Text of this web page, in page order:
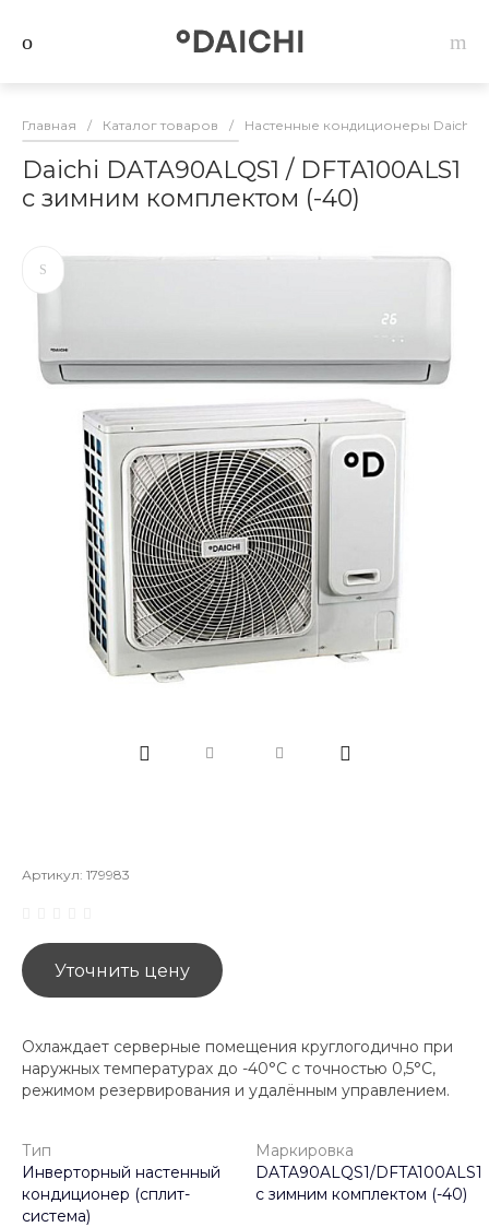
Главная / Каталог товаров / Настенные кондиционеры Daichi
Daichi DATA90ALQS1 / DFTA100ALS1
с зимним комплектом (-40)
Артикул: 179983
Уточнить цену
Охлаждает серверные помещения круглогодично при
наружных температурах до -40°C с точностью 0,5°C,
режимом резервирования и удалённым управлением.
Тип
Инверторный настенный
кондиционер (сплит-
система)
Маркировка
DATA90ALQS1/DFTA100ALS1
с зимним комплектом (-40)